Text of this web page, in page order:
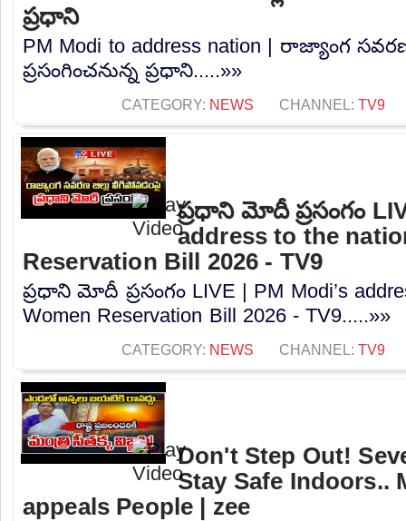
ప్రధాని
PM Modi to address nation | రాజ్యాంగ
ప్రసంగించనున్న ప్రధాని.....»»
CATEGORY: NEWS CHANNEL: TV9
ప్రధాని మోదీ ప్రసంగం
address to the
Reservation Bill 2026 - TV9
ప్రధాని మోదీ ప్రసంగం LIVE | PM Modi’s
Women Reservation Bill 2026 - TV9.....»»
CATEGORY: NEWS CHANNEL: TV9
Don't Step Out!
Stay Safe Indoors..
appeals People | zee